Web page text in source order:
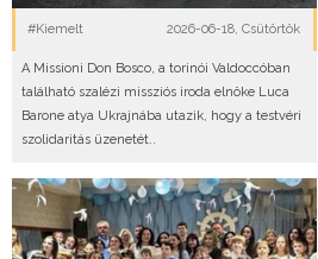
#Kiemelt 2026-06-18, Csütörtök
A Missioni Don Bosco, a torinói Valdoccóban
található szalézi missziós iroda elnöke Luca
Barone atya Ukrajnába utazik, hogy a testvéri
szolidaritás üzenetét..